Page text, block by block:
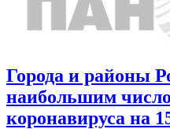
Города и районы
наибольшим
коронавируса на